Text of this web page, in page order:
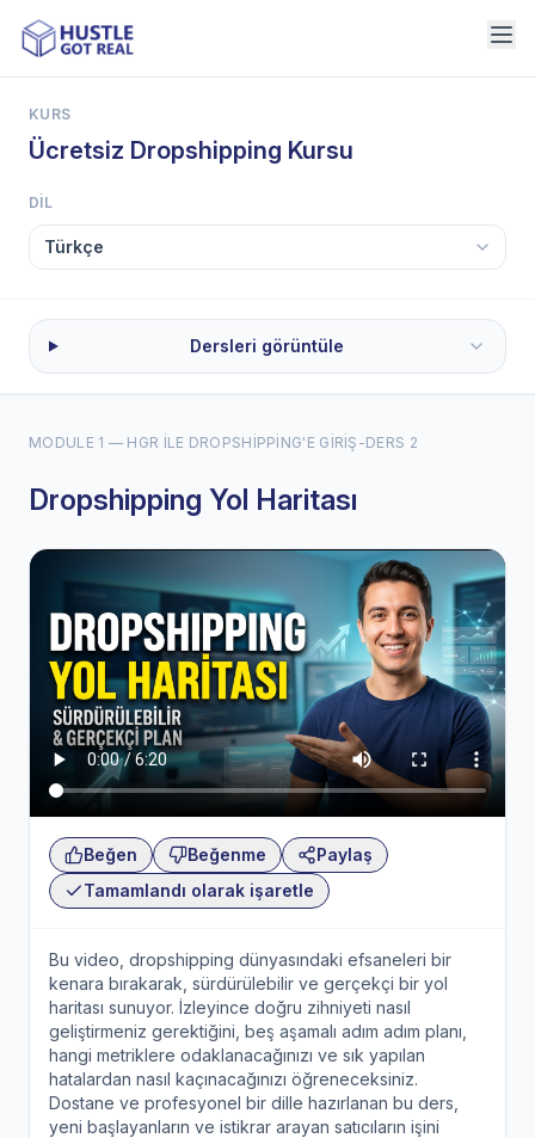
KURS
Ücretsiz Dropshipping Kursu
DIL
Dersleri görüntüle
MODULE 1 — HGR ILE DROPSHIPPING'E GIRIŞ -DERS 2
Dropshipping Yol Haritası
Beğen Beğenme
Paylaş
Tamamlandı olarak işaretle
Bu video, dropshipping dünyasındaki efsaneleri bir
kenara bırakarak, sürdürülebilir ve gerçekçi bir yol
haritası sunuyor. İzleyince doğru zihniyeti nasıl
geliştirmeniz gerektiğini, beş aşamalı adım adım planı,
hangi metriklere odaklanacağınızı ve sık yapılan
hatalardan nasıl kaçınacağınızı öğreneceksiniz.
Dostane ve profesyonel bir dille hazırlanan bu ders,
yeni başlayanların ve istikrar arayan satıcıların işini